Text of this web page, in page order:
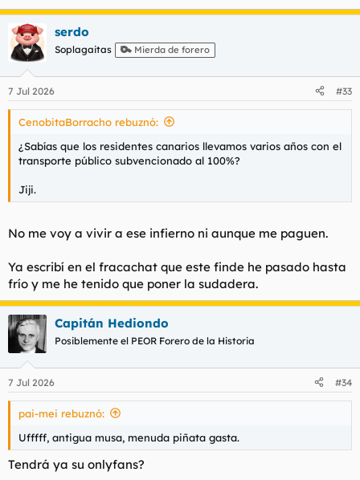
serdo
Soplagaitas Mierda de forero
7 Jul 2026 #33
CenobitaBorracho rebuznó:
¿Sabías que los residentes canarios llevamos varios años con el
transporte público subvencionado al 100%?
Jiji.
No me voy a vivir a ese infierno ni aunque me paguen.
Ya escribí en el fracachat que este finde he pasado hasta
frío y me he tenido que poner la sudadera.
Capitán Hediondo
Posiblemente el PEOR Forero de la Historia
7 Jul 2026 #34
pai-mei rebuznó:
Ufffff, antigua musa, menuda piñata gasta.
Tendrá ya su onlyfans?